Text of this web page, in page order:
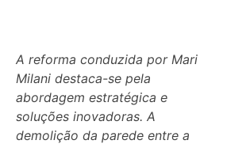
A reforma conduzida por Mari
Milani destaca-se pela
abordagem estratégica e
soluções inovadoras. A
demolição da parede entre a